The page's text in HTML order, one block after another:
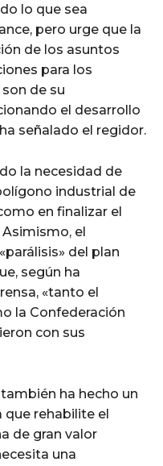
lo que sea
pero urge que la
de los asuntos
para los
de su
el desarrollo
señalado el regidor.
la necesidad de
industrial de
en finalizar el
el
del plan
según ha
«tanto el
la Confederación
con sus
ha hecho un
que rehabilite el
de gran valor
una